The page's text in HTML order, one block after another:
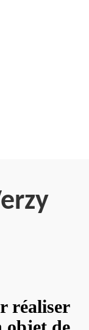
réaliser